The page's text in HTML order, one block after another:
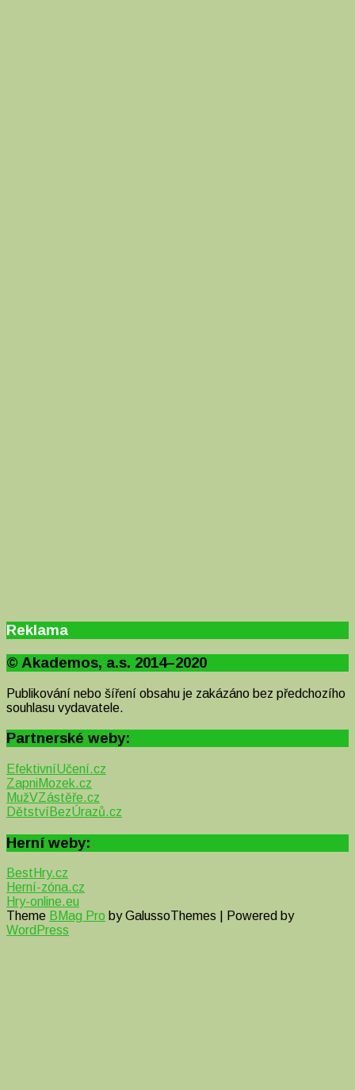
Reklama
© Akademos, a.s. 2014–2020
Publikování nebo šíření obsahu je zakázáno bez předchozího
souhlasu vydavatele.
Partnerské weby:
EfektivníUčení.cz
ZapniMozek.cz
MužVZástěře.cz
DětstvíBezÚrazů.cz
Herní weby:
BestHry.cz
Herní-zóna.cz
Hry-online.eu
Theme BMag Pro by GalussoThemes | Powered by
WordPress